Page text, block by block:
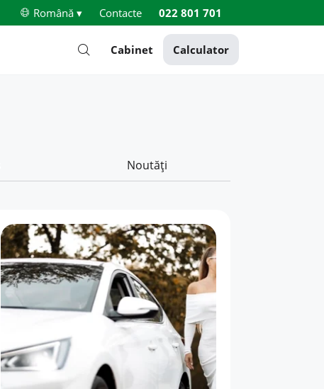
Română ▾ Contacte 022 801 701
Cabinet Calculator
Noutăți